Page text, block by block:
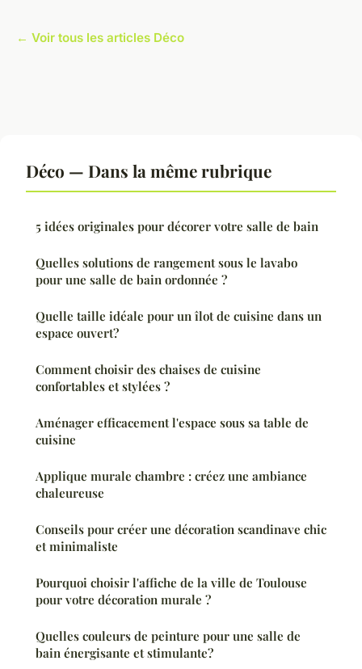
← Voir tous les articles Déco
Déco — Dans la même rubrique
5 idées originales pour décorer votre salle de bain
Quelles solutions de rangement sous le lavabo
pour une salle de bain ordonnée ?
Quelle taille idéale pour un îlot de cuisine dans un
espace ouvert?
Comment choisir des chaises de cuisine
confortables et stylées ?
Aménager efficacement l'espace sous sa table de
cuisine
Applique murale chambre : créez une ambiance
chaleureuse
Conseils pour créer une décoration scandinave chic
et minimaliste
Pourquoi choisir l'affiche de la ville de Toulouse
pour votre décoration murale ?
Quelles couleurs de peinture pour une salle de
bain énergisante et stimulante?